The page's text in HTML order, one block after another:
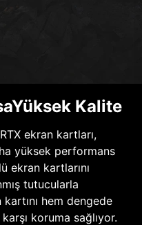
Kalite
ekran kartları,
yüksek performans
ekran kartlarını
tutucularla
hem dengede
koruma sağlıyor.